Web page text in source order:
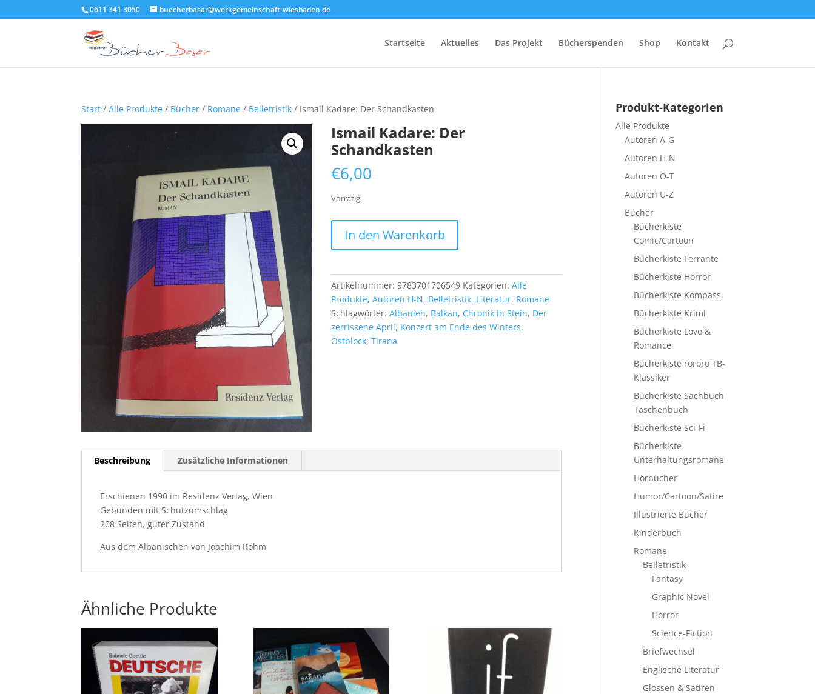
0611 341 3050 buecherbasar@werkgemeinschaft-wiesbaden.de
Startseite Aktuelles Das Projekt Bücherspenden Shop Kontakt
Start /Alle Produkte / Bücher / Romane / Belletristik / Ismail Kadare: Der Schandkasten
Ismail Kadare: Der
Schandkasten
€6,00
Vorrätig
Kadare:
Der
Menge
In den Warenkorb
Artikelnummer:9783701706549 Kategorien:Alle
Produkte,Autoren H-N, Belletristik, Literatur, Romane
Schlagwörter:Albanien, Balkan, Chronik in Stein, Der
zerrissene April, Konzert am Ende des Winters,
Ostblock,Tirana
Beschreibung Zusätzliche Informationen
Erschienen 1990 im Residenz Verlag, Wien
Gebunden mit Schutzumschlag
208 Seiten, guter Zustand
Aus dem Albanischen von Joachim Röhm
Ähnliche Produkte
Produkt-Kategorien
Alle Produkte
Autoren A-G
Autoren H-N
Autoren O-T
Autoren U-Z
Bücher
Bücherkiste
Comic/Cartoon
Bücherkiste Ferrante
Bücherkiste Horror
Bücherkiste Kompass
Bücherkiste Krimi
Bücherkiste Love &
Romance
Bücherkiste rororo TB-
Klassiker
Bücherkiste Sachbuch
Taschenbuch
Bücherkiste Sci-Fi
Bücherkiste
Unterhaltungsromane
Hörbücher
Humor/Cartoon/Satire
Illustrierte Bücher
Kinderbuch
Romane
Belletristik
Fantasy
Graphic Novel
Horror
Science-Fiction
Briefwechsel
Englische Literatur
Glossen & Satiren